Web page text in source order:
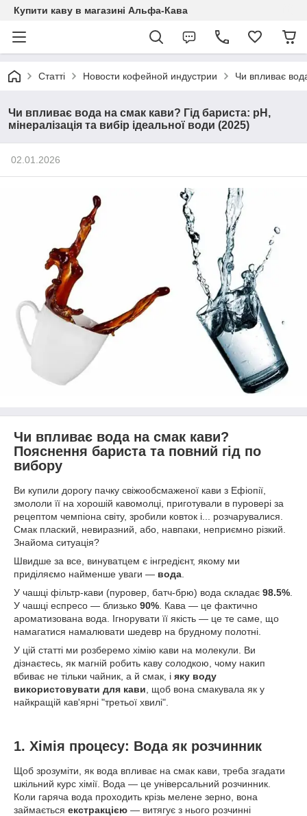
Купити каву в магазині Альфа-Кава
Статті Новости кофейной индустрии Чи впливає
Чи впливає вода на смак кави? Гід бариста: pH,
мінералізація та вибір ідеальної води (2025)
02.01.2026
Чи впливає вода на смак кави?
Пояснення бариста та повний гід по
вибору
Ви купили дорогу пачку свіжообсмаженої кави з Ефіопії,
змололи її на хорошій кавомолці, приготували в пуровері за
рецептом чемпіона світу, зробили ковток і... розчарувалися.
Смак плаский, невиразний, або, навпаки, неприємно різкий.
Знайома ситуація?
Швидше за все, винуватцем є інгредієнт, якому ми
приділяємо найменше уваги — вода
У чашці фільтр-кави (пуровер, батч-брю) вода складає 98.5%
У чашці еспресо — близько 90% . Кава — це фактично
ароматизована вода. Ігнорувати її якість — це те саме, що
намагатися намалювати шедевр на брудному полотні.
У цій статті ми розберемо хімію кави на молекули. Ви
дізнаєтесь, як магній робить каву солодкою, чому накип
вбиває не тільки чайник, а й смак, і яку воду
використовувати для кави , щоб вона смакувала як у
найкращій кав'ярні "третьої хвилі".
1. Хімія процесу: Вода як розчинник
Щоб зрозуміти, як вода впливає на смак кави, треба згадати
шкільний курс хімії. Вода — це універсальний розчинник.
Коли гаряча вода проходить крізь мелене зерно, вона
займається екстракцією — витягує з нього розчинні